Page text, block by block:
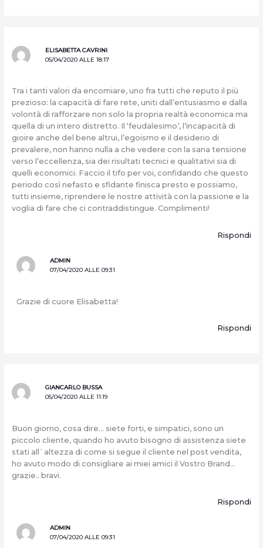
ELISABETTA CAVRINI
05/04/2020 ALLE 18:17
Tra i tanti valori da encomiare, uno fra tutti che reputo il più
prezioso: la capacità di fare rete, uniti dall’entusiasmo e dalla
volontà di rafforzare non solo la propria realtà economica ma
quella di un intero distretto. Il ‘feudalesimo’, l’incapacità di
gioire anche del bene altrui, l’egoismo e il desiderio di
prevalere, non hanno nulla a che vedere con la sana tensione
verso l’eccellenza, sia dei risultati tecnici e qualitativi sia di
quelli economici. Faccio il tifo per voi, confidando che questo
periodo così nefasto e sfidante finisca presto e possiamo,
tutti insieme, riprendere le nostre attività con la passione e la
voglia di fare che ci contraddistingue. Complimenti!
Rispondi
ADMIN
07/04/2020 ALLE 09:31
Grazie di cuore Elisabetta!
Rispondi
GIANCARLO BUSSA
05/04/2020 ALLE 11:19
Buon giorno, cosa dire… siete forti, e simpatici, sono un
piccolo cliente, quando ho avuto bisogno di assistenza siete
stati all`altezza di come si segue il cliente nel post vendita,
ho avuto modo di consigliare ai miei amici il Vostro Brand…
grazie.. bravi.
Rispondi
ADMIN
07/04/2020 ALLE 09:31